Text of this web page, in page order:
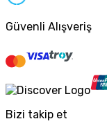
Güvenli Alışveriş
Bizi takip et